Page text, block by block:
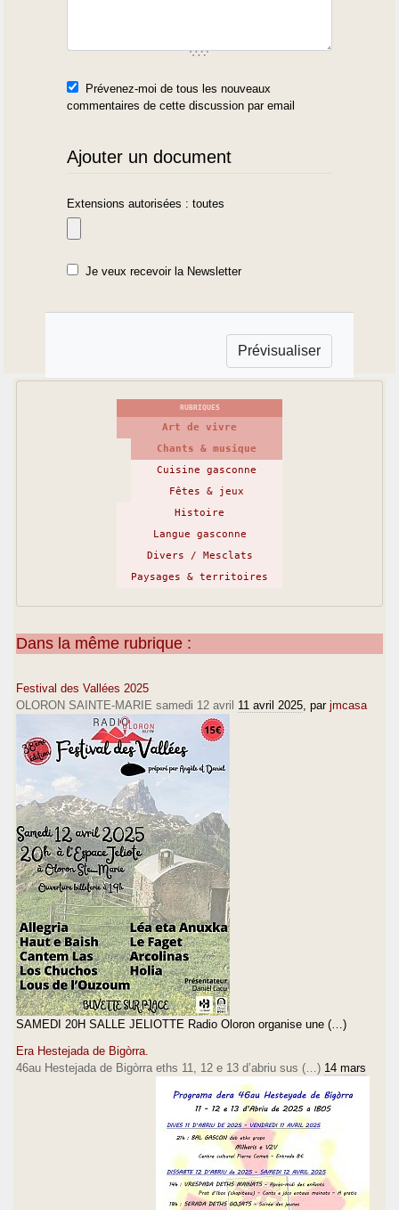
Prévenez-moi de tous les nouveaux
commentaires de cette discussion par email
Ajouter un document
Extensions autorisées : toutes
Je veux recevoir la Newsletter
RUBRIQUES
Art de vivre
Chants & musique
Cuisine gasconne
Fêtes & jeux
Histoire
Langue gasconne
Divers / Mesclats
Paysages & territoires
Dans la même rubrique :
Festival des Vallées 2025
OLORON SAINTE-MARIE samedi 12 avril 11 avril 2025 , par jmcasa
SAMEDI 20H SALLE JELIOTTE Radio Oloron organise une (…)
Era Hestejada de Bigòrra.
46au Hestejada de Bigòrra eths 11, 12 e 13 d’abriu sus (…) 14 mars